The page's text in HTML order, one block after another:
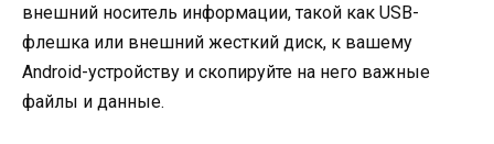
внешний носитель информации, такой как USB-
флешка или внешний жесткий диск, к вашему
Android-устройству и скопируйте на него важные
файлы и данные.